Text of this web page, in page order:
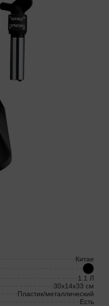
Китае
1.1 Л
30x14x33 см
Пластик/металлический
Есть